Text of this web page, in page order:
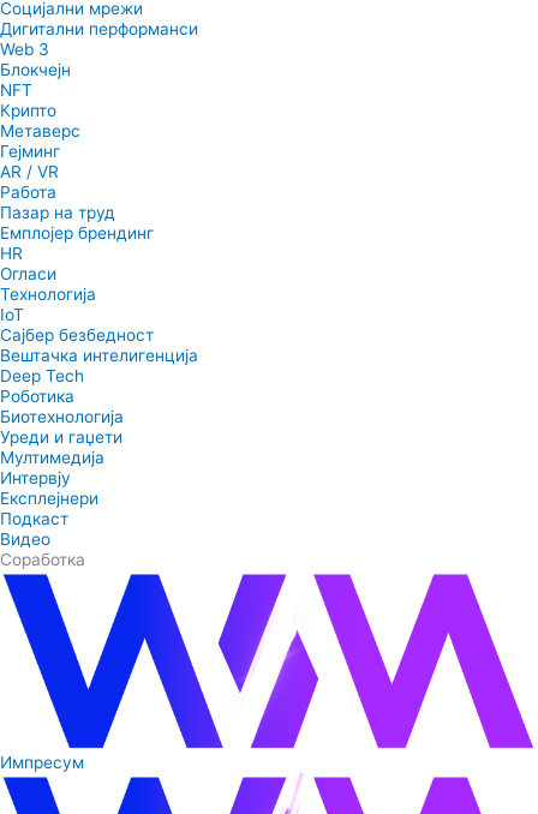
Социјални мрежи
Дигитални перформанси
Web 3
Блокчејн
NFT
Крипто
Метаверс
Гејминг
AR / VR
Работа
Пазар на труд
Емплојер брендинг
HR
Огласи
Технологија
IoT
Сајбер безбедност
Вештачка интелигенција
Deep Tech
Роботика
Биотехнологија
Уреди и гаџети
Мултимедија
Интервју
Експлејнери
Подкаст
Видео
Соработка
Импресум